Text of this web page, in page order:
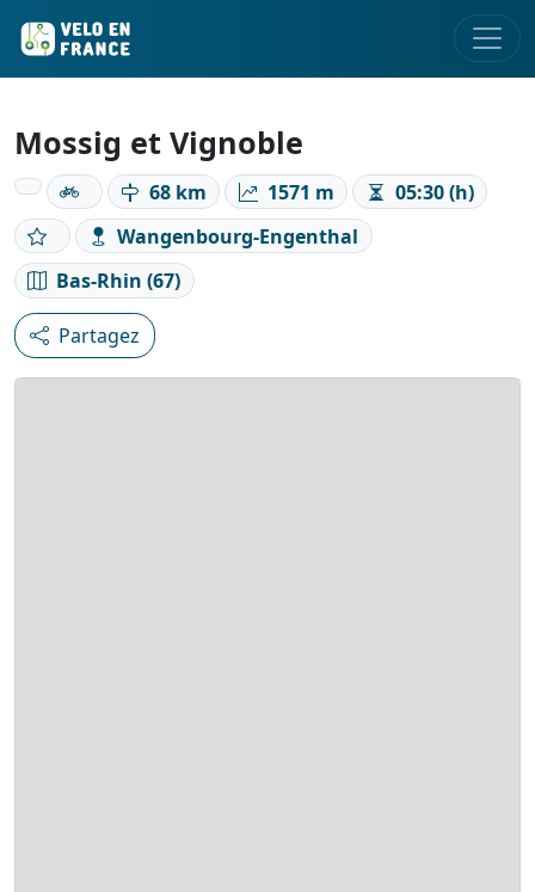
Mossig et Vignoble
68 km 1571 m
05:30 (h)
Wangenbourg-Engenthal
Bas-Rhin (67)
Partagez